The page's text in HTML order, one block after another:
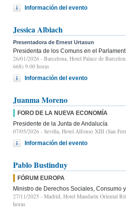
Información del evento
Jessica Albiach
Presentadora de Ernest Urtasun
Presidenta de los Comuns en el
26/01/2026 - Barcelona, Hotel Palace de
668) 9.00 horas
Información del evento
Juanma Moreno
FORO DE LA NUEVA ECONOMÍA
Presidente de la Junta de Andalucía
07/05/2026 - Sevilla, Hotel Alfonso XIII (San
Información del evento
Pablo Bustinduy
FÓRUM EUROPA
Ministro de Derechos Sociales, Consumo
27/11/2025 - Madrid, Hotel Mandarin Oriental
horas